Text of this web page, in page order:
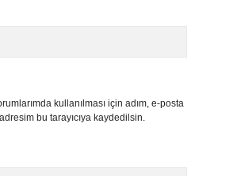
kullanılması için adım, e-posta
bu tarayıcıya kaydedilsin.